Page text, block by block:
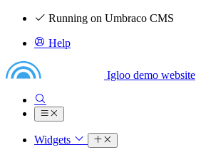
Running on Umbraco CMS
Help
Igloo demo website
Widgets